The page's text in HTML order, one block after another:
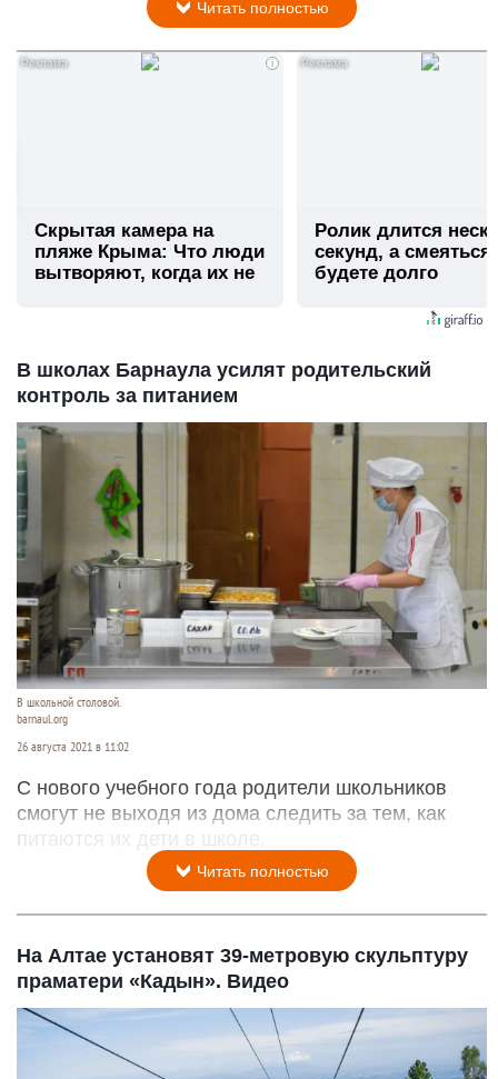
Читать полностью
i
Скрытая камера на
пляже Крыма: Что люди
вытворяют, когда их не
Ролик длится
секунд, а
будете долго
В школах Барнаула усилят родительский
контроль за питанием
В школьной столовой.
barnaul.org
26 августа 2021 в 11:02
С нового учебного года родители школьников
смогут не выходя из дома следить за тем, как
питаются их дети в школе.
Читать полностью
На Алтае установят 39-метровую скульптуру
праматери «Кадын». Видео